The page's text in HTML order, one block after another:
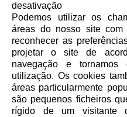
desativação
Podemos utilizar os
áreas do nosso site
reconhecer as
projetar o site de
navegação e
utilização. Os cookies
áreas particularmente
são pequenos ficheiros
rígido de um visitante